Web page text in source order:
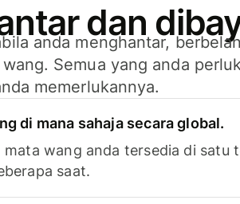
dan
anda menghantar,
Semua yang anda
memerlukannya.
di mana sahaja secara global.
mata wang anda tersedia di satu
saat.